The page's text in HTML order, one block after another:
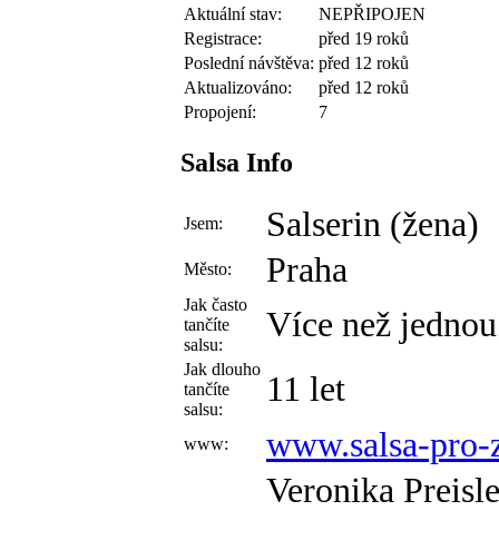
Aktuální stav:
NEPŘIPOJEN
Registrace:
před 19 roků
Poslední návštěva: před 12 roků
Aktualizováno:
před 12 roků
Propojení:
7
Salsa Info
Jsem: Salserin (žena)
Město: Praha
Jak často
tančíte
salsu:
Více než
Jak dlouho
tančíte
salsu:
11 let
www: www.salsa-pro-
Veronika